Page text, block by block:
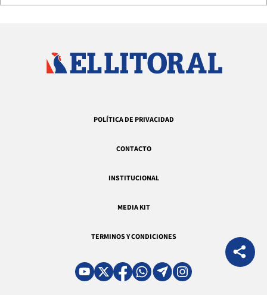
POLÍTICA DE PRIVACIDAD
CONTACTO
INSTITUCIONAL
MEDIA KIT
TERMINOS Y CONDICIONES